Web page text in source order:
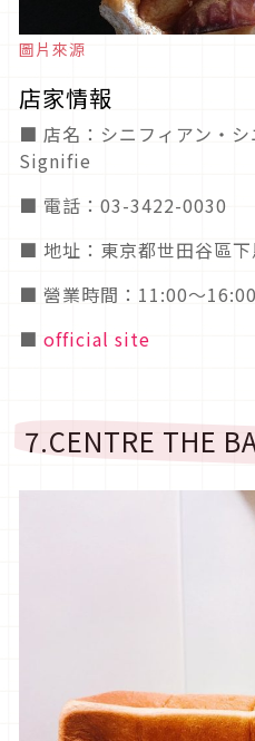
圖片來源
店家情報
■ 店名：シニフィアン・
Signifie
■ 電話：03-3422-0030
■ 地址：東京都世田谷區
■ 營業時間：11:00～16:00
■ official site
7.CENTRE THE